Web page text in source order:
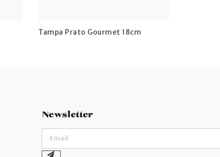
Tampa Prato Gourmet 18cm
Newsletter